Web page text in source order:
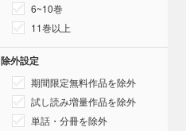
6~10巻
11巻以上
除外設定
期間限定無料作品を除外
試し読み増量作品を除外
単話・分冊を除外